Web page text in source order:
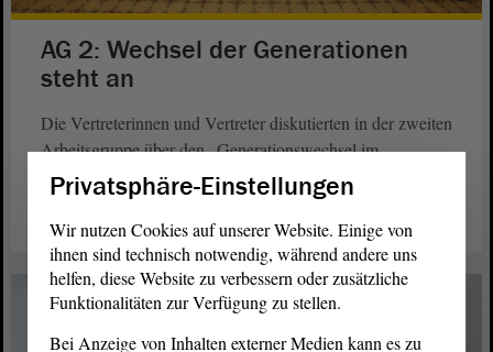
AG 2: Wechsel der Generationen
steht an
Die Vertreterinnen und Vertreter diskutierten in der zweiten
Arbeitsgruppe über den „Generationswechsel im
ehrenamtlichen Engagement“.
weiterlesen
Privatsphäre-Einstellungen
Wir nutzen Cookies auf unserer Website. Einige von
ihnen sind technisch notwendig, während andere uns
helfen, diese Website zu verbessern oder zusätzliche
Funktionalitäten zur Verfügung zu stellen.
Bei Anzeige von Inhalten externer Medien kann es zu